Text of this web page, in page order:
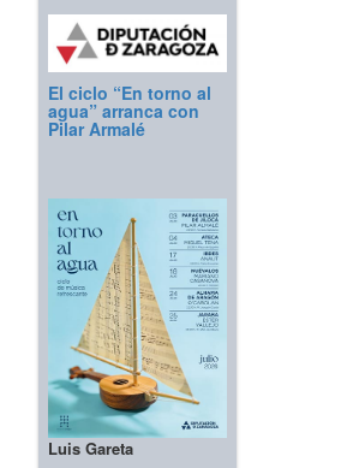
El ciclo “En torno al
agua” arranca con
Pilar Armalé
Luis Gareta